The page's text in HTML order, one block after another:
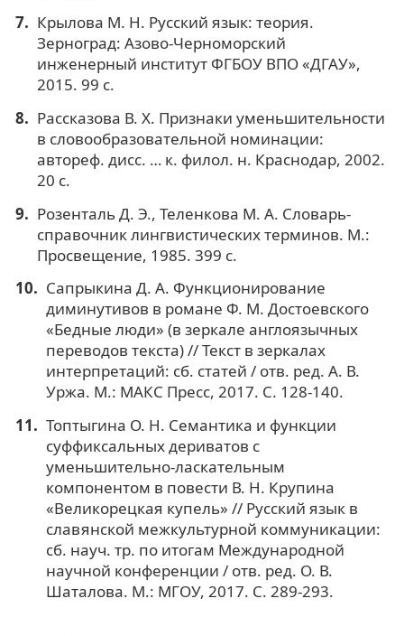
Крылова М. Н. Русский язык: теория.
Зерноград: Азово-Черноморский
инженерный институт ФГБОУ ВПО «ДГАУ»,
2015. 99 с.
Рассказова В. Х. Признаки уменьшительности
в словообразовательной номинации:
автореф. дисс. … к. филол. н. Краснодар, 2002.
20 с.
Розенталь Д. Э., Теленкова М. А. Словарь-
справочник лингвистических терминов. М.:
Просвещение, 1985. 399 с.
Сапрыкина Д. А. Функционирование
диминутивов в романе Ф. М. Достоевского
«Бедные люди» (в зеркале англоязычных
переводов текста) // Текст в зеркалах
интерпретаций: сб. статей / отв. ред. А. В.
Уржа. М.: МАКС Пресс, 2017. С. 128-140.
Топтыгина О. Н. Семантика и функции
суффиксальных дериватов с
уменьшительно-ласкательным
компонентом в повести В. Н. Крупина
«Великорецкая купель» // Русский язык в
славянской межкультурной коммуникации:
сб. науч. тр. по итогам Международной
научной конференции / отв. ред. О. В.
Шаталова. М.: МГОУ, 2017. С. 289-293.